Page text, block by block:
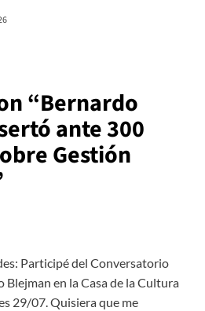
“Bernardo
ante 300
Gestión
Participé del Conversatorio
Blejman en la Casa de la Cultura
29/07. Quisiera que me